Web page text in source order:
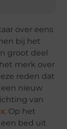
over eens
bij het
groot deel
merk over
reden dat
nieuw
van
. Op het
bed uit